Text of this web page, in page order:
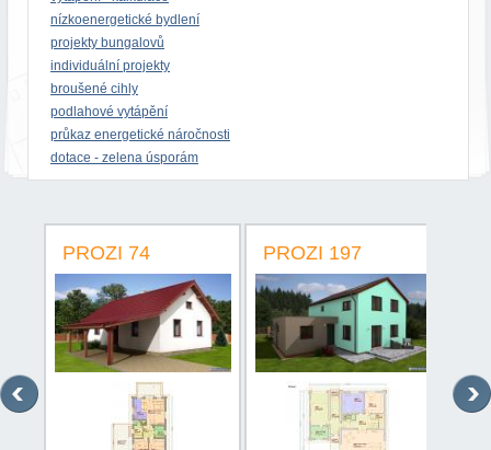
nízkoenergetické bydlení
projekty bungalovů
individuální projekty
broušené cihly
podlahové vytápění
průkaz energetické náročnosti
dotace - zelena úsporám
PROZI 74 PROZI 197